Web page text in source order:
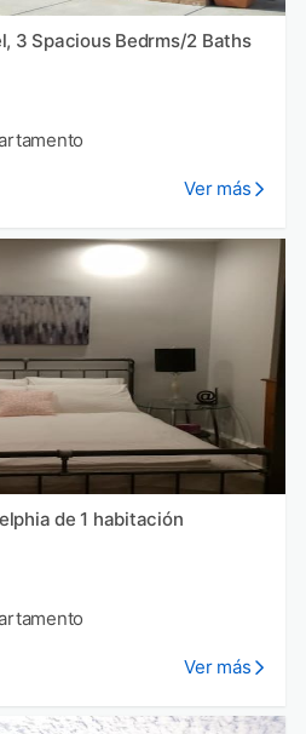
3 Spacious Bedrms/2 Baths
Ver más
de 1 habitación
Ver más